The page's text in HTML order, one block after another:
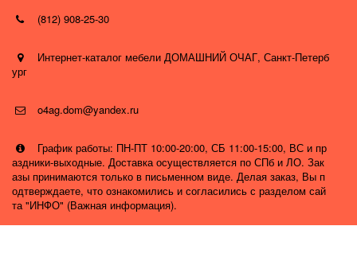
(812) 908-25-30
Интернет-каталог мебели ДОМАШНИЙ ОЧАГ, Санкт-Петерб
ург
o4ag.dom@yandex.ru
График работы: ПН-ПТ 10:00-20:00, СБ 11:00-15:00, ВС и пр
аздники-выходные. Доставка осуществляется по СПб и ЛО. Зак
азы принимаются только в письменном виде. Делая заказ, Вы п
одтверждаете, что ознакомились и согласились с разделом сай
та "ИНФО" (Важная информация).